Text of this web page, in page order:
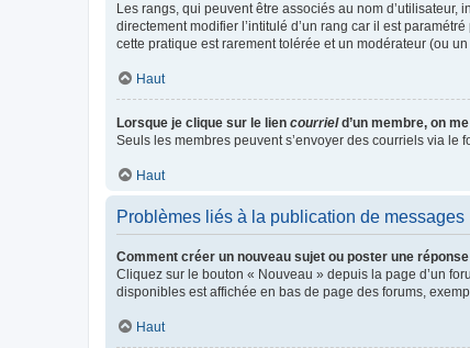
Les rangs, qui peuvent être associés au nom
directement modifier l’intitulé d’un rang car il est
cette pratique est rarement tolérée et un modérateur (ou
Haut
Lorsque je clique sur le lien courrield’un membre, on
Seuls les membres peuvent s’envoyer des courriels via
Haut
Problèmes liés à la publication de messages
Comment créer un nouveau sujet ou poster une
Cliquez sur le bouton « Nouveau » depuis la page d’un
disponibles est affichée en bas de page des forums,
Haut